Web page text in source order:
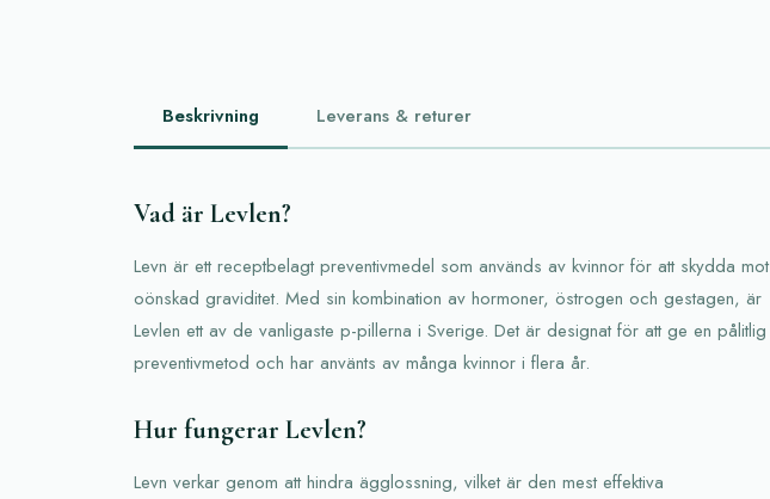
Beskrivning Leverans & returer
Vad är Levlen?
Levn är ett receptbelagt preventivmedel som används av kvinnor för att skydda mot
oönskad graviditet. Med sin kombination av hormoner, östrogen och gestagen, är
Levlen ett av de vanligaste p-pillerna i Sverige. Det är designat för att ge en pålitlig
preventivmetod och har använts av många kvinnor i flera år.
Hur fungerar Levlen?
Levn verkar genom att hindra ägglossning, vilket är den mest effektiva